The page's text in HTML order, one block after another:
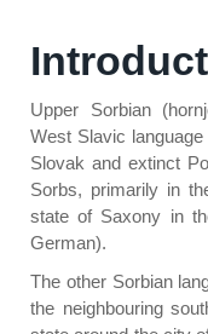
Upper Sorbian
West Slavic
Slovak and extinct
Sorbs, primarily in
state of Saxony in
German).
The other Sorbian
the neighbouring